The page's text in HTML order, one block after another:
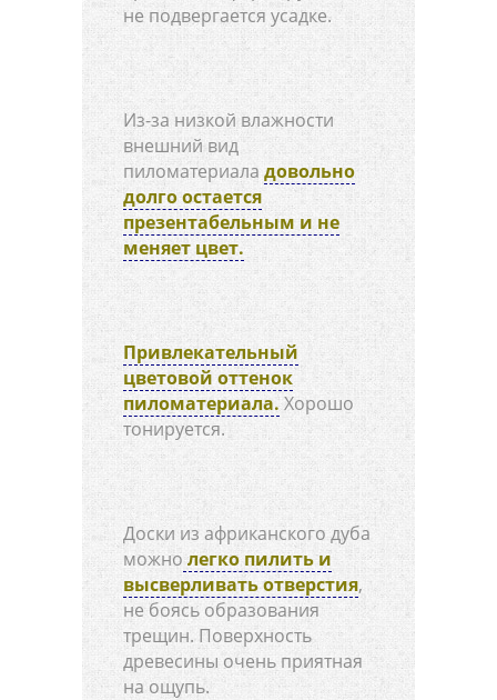
не подвергается усадке.
Из-за низкой влажности
внешний вид
пиломатериала довольно
долго остается
презентабельным и не
меняет цвет.
Привлекательный
цветовой оттенок
пиломатериала.Хорошо
тонируется.
Доски из африканского дуба
можнолегко пилить и
высверливать отверстия,
не боясь образования
трещин. Поверхность
древесины очень приятная
на ощупь.